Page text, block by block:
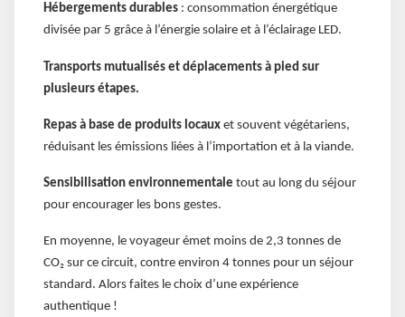
Hébergements durables : consommation énergétique
divisée par 5 grâce à l’énergie solaire et à l’éclairage LED.
Transports mutualisés et déplacements à pied sur
plusieurs étapes.
Repas à base de produits locaux et souvent végétariens,
réduisant les émissions liées à l’importation et à la viande.
Sensibilisation environnementale tout au long du séjour
pour encourager les bons gestes.
En moyenne, le voyageur émet moins de 2,3 tonnes de
CO₂ sur ce circuit, contre environ 4 tonnes pour un séjour
standard. Alors faites le choix d’une expérience
authentique !